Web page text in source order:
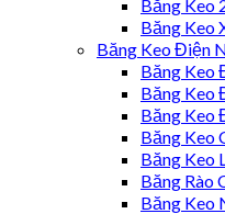
Băng Keo
Băng Keo
Băng Keo Điện
Băng Keo
Băng Keo
Băng Keo
Băng Keo
Băng Keo
Băng Rào
Băng Keo